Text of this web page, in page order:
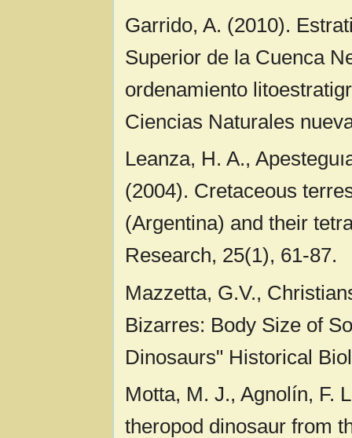
Garrido, A. (2010).
Superior de la Cuenca
ordenamiento
Ciencias Naturales
Leanza, H. A.,
(2004). Cretaceous
(Argentina) and their
Research, 25(1), 61-87.
Mazzetta, G.V.,
Bizarres: Body Size of
Dinosaurs" Historical
Motta, M. J., Agnolín, F.
theropod dinosaur from